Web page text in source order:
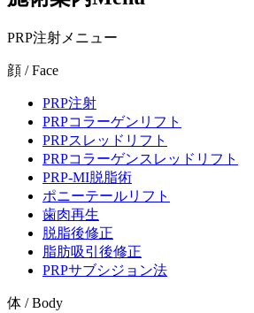
PRP注射メニュー
顔 / Face
PRP注射
PRPコラーゲンリフト
PRPスレッドリフト
PRPコラーゲンスレッドリフト
PRP-MI脱脂術
ポニーテールリフト
歯肉再生
脱脂後修正
脂肪吸引後修正
PRPサブシジョン法
体 / Body